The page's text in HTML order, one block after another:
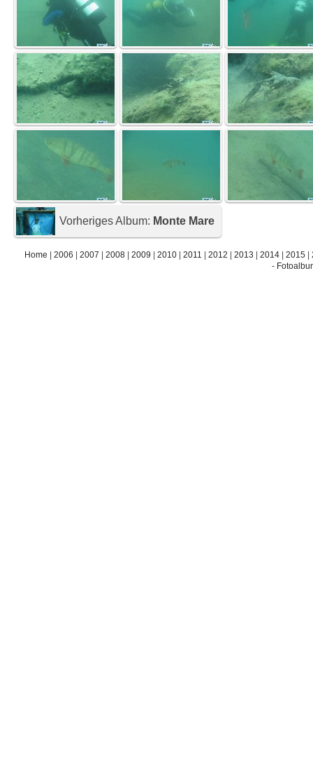
Vorheriges Album: Monte Mare
Home |2006 |2007 |2008 |2009 |2010 |2011 |2012 |2013 |2014 |2015 |
-